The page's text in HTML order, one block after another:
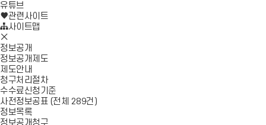
기
유튜브
로
가
관련사이트
사이트맵
모
바
일
메
뉴
닫
기
정보공개
정보공개제도
제도안내
청구처리절차
수수료신청기준
사전정보공표 (전체 289건)
정보목록
정보공개청구